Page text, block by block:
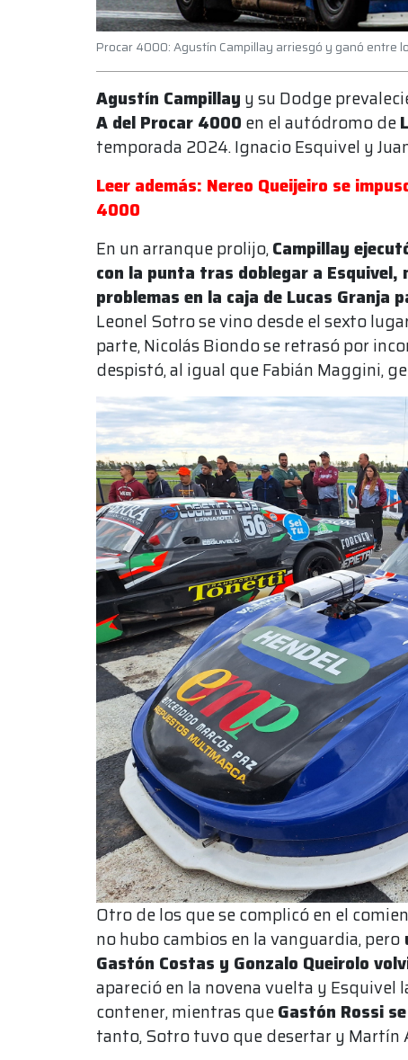
Procar 4000: Agustín Campillay arriesgó y ganó entre
Agustín Campillay y su Dodge
A del Procar 4000 en el autódromo de
temporada 2024. Ignacio Esquivel y
Leer además: Nereo Queijeiro se
4000
En un arranque prolijo,Campillay
con la punta tras doblegar a
problemas en la caja de Lucas Granja
Leonel Sotro se vino desde el sexto
parte, Nicolás Biondo se retrasó por
despistó, al igual que Fabián Maggini,
Otro de los que se complicó en el
no hubo cambios en la vanguardia, pero
Gastón Costas y Gonzalo Queirolo
apareció en la novena vuelta y Esquivel
contener, mientras queGastón Rossi
tanto, Sotro tuvo que desertar y Martín